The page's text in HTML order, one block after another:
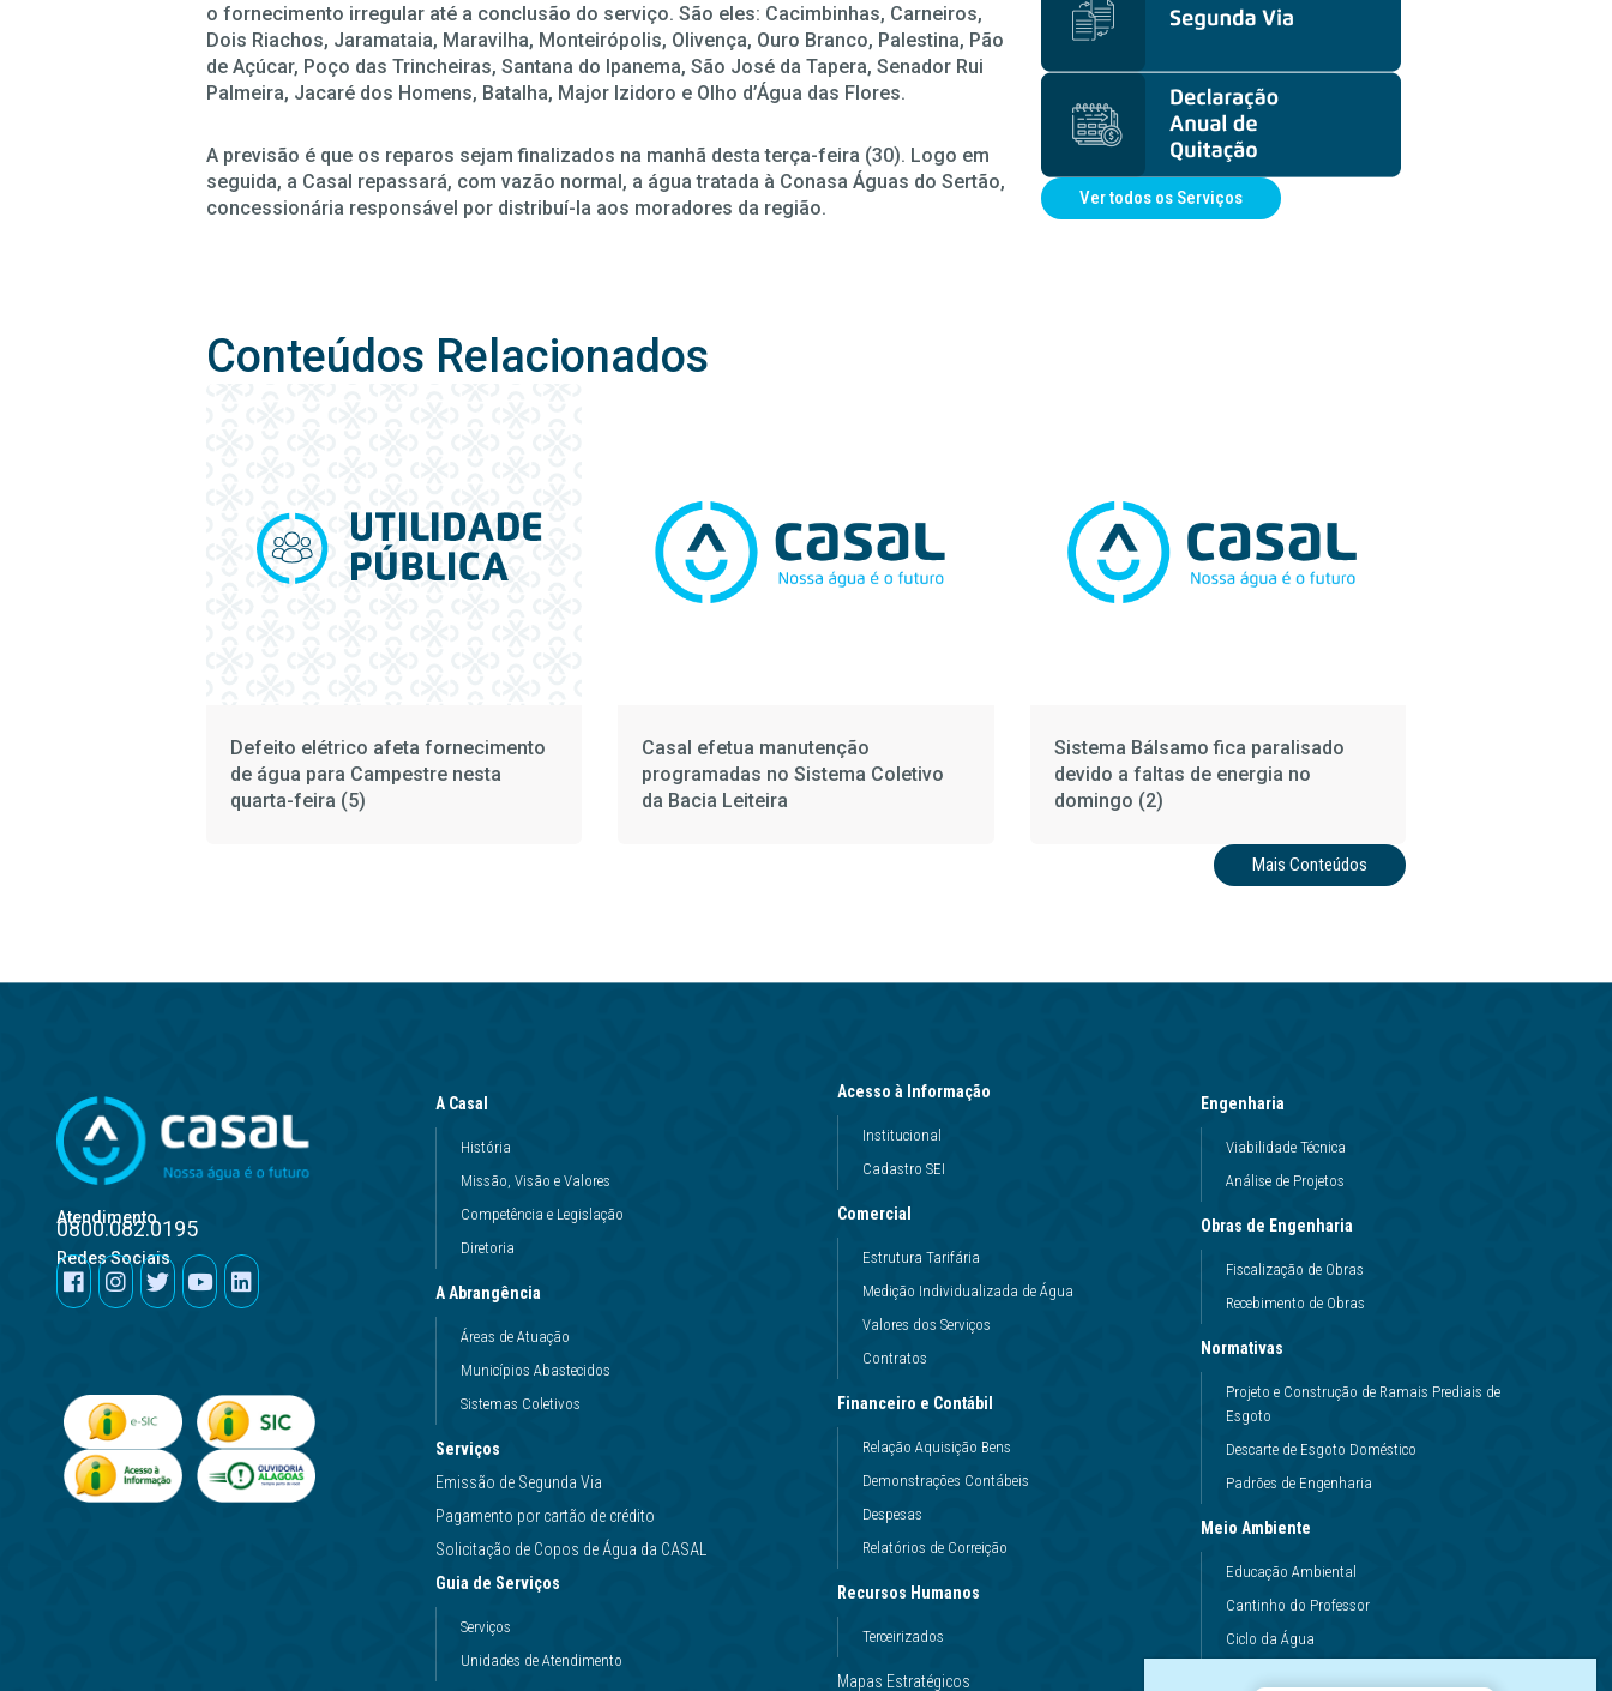
o fornecimento irregular até a conclusão do serviço. São eles: Cacimbinhas, Carneiros,
Dois Riachos, Jaramataia, Maravilha, Monteirópolis, Olivença, Ouro Branco, Palestina, Pão
de Açúcar, Poço das Trincheiras, Santana do Ipanema, São José da Tapera, Senador Rui
Palmeira, Jacaré dos Homens, Batalha, Major Izidoro e Olho d’Água das Flores.
A previsão é que os reparos sejam finalizados na manhã desta terça-feira (30). Logo em
seguida, a Casal repassará, com vazão normal, a água tratada à Conasa Águas do Sertão,
concessionária responsável por distribuí-la aos moradores da região.
Ver todos os Serviços
Conteúdos Relacionados
Defeito elétrico afeta fornecimento
de água para Campestre nesta
quarta-feira (5)
Casal efetua manutenção
programadas no Sistema Coletivo
da Bacia Leiteira
Sistema Bálsamo fica paralisado
devido a faltas de energia no
domingo (2)
Mais Conteúdos
Atendimento
0800.082.0195
Redes Sociais
A Casal
História
Missão, Visão e Valores
Competência e Legislação
Diretoria
A Abrangência
Áreas de Atuação
Municípios Abastecidos
Sistemas Coletivos
Serviços
Emissão de Segunda Via
Pagamento por cartão de crédito
Solicitação de Copos de Água da CASAL
Guia de Serviços
Serviços
Unidades de Atendimento
Acesso à Informação
Institucional
Cadastro SEI
Comercial
Estrutura Tarifária
Medição Individualizada de Água
Valores dos Serviços
Contratos
Financeiro e Contábil
Relação Aquisição Bens
Demonstrações Contábeis
Despesas
Relatórios de Correição
Recursos Humanos
Terceirizados
Mapas Estratégicos
Engenharia
Viabilidade Técnica
Análise de Projetos
Obras de Engenharia
Fiscalização de Obras
Recebimento de Obras
Normativas
Projeto e Construção de Ramais Prediais de
Esgoto
Descarte de Esgoto Doméstico
Padrões de Engenharia
Meio Ambiente
Educação Ambiental
Cantinho do Professor
Ciclo da Água